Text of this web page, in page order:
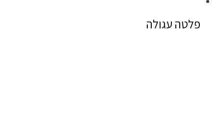
פלטה עגולה